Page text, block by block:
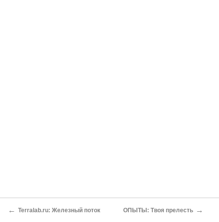
← Terralab.ru: Железный поток ОПЫТЫ: Твоя прелесть →